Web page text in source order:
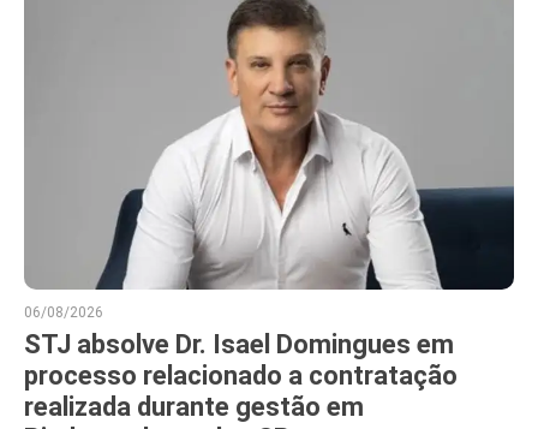
06/08/2026
STJ absolve Dr. Isael Domingues em
processo relacionado a contratação
realizada durante gestão em